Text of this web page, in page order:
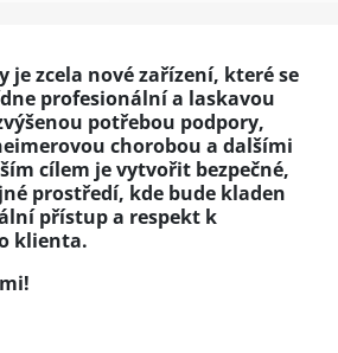
je zcela nové zařízení, které se
profesionální a laskavou
potřebou podpory,
chorobou a dalšími
cílem je vytvořit bezpečné,
prostředí, kde bude kladen
přístup a respekt k
klienta.